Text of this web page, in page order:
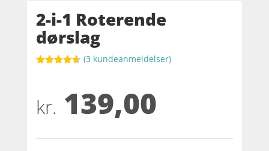
2-i-1 Roterende
dørslag
baseret på
kundebedø
mmelser
(3 kundeanmeldelser)
kr. 139,00